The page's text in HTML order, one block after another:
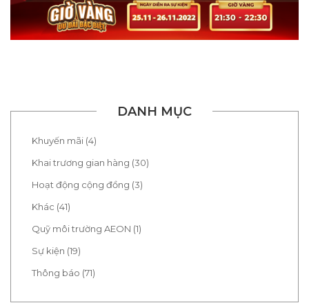
DANH MỤC
Khuyến mãi (4)
Khai trương gian hàng (30)
Hoạt động cộng đồng (3)
Khác (41)
Quỹ môi trường AEON (1)
Sự kiện (19)
Thông báo (71)